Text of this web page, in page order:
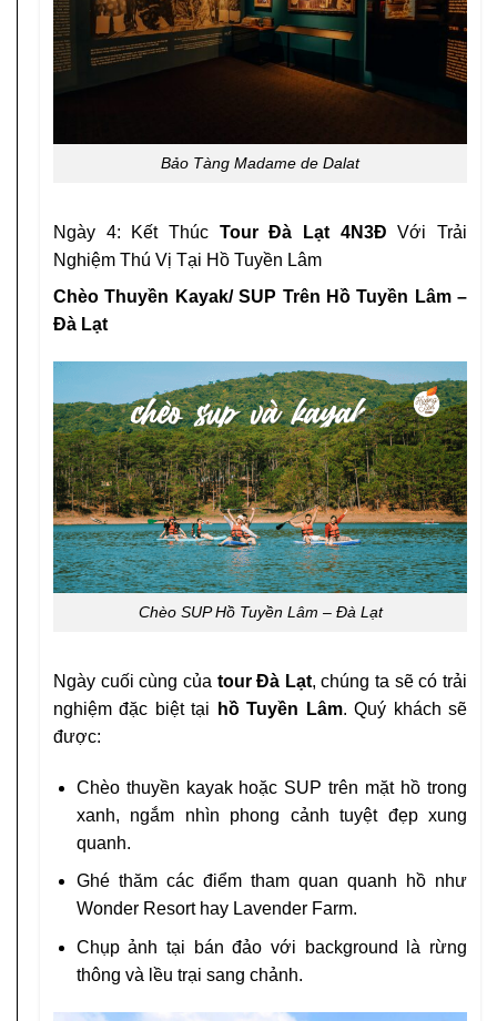
Bảo Tàng Madame de Dalat
Ngày 4: Kết Thúc Tour Đà Lạt 4N3Đ Với Trải
Nghiệm Thú Vị Tại Hồ Tuyền Lâm
Chèo Thuyền Kayak/ SUP Trên Hồ Tuyền Lâm –
Đà Lạt
Chèo SUP Hồ Tuyền Lâm – Đà Lạt
Ngày cuối cùng của tour Đà Lạt, chúng ta sẽ có trải
nghiệm đặc biệt tại
hồ Tuyền Lâm. Quý khách sẽ
được:
Chèo thuyền kayak hoặc SUP trên mặt hồ trong
xanh, ngắm nhìn phong cảnh tuyệt đẹp xung
quanh.
Ghé thăm các điểm tham quan quanh hồ như
Wonder Resort hay Lavender Farm.
Chụp ảnh tại bán đảo với background là rừng
thông và lều trại sang chảnh.